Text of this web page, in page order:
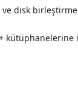
disk birleştirme